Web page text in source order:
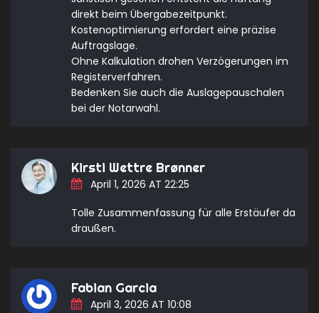
direkt beim Übergabezeitpunkt.
Kostenoptimierung erfordert eine präzise
Auftragslage.
Ohne Kalkulation drohen Verzögerungen im
Registerverfahren.
Bedenken Sie auch die Auslagepauschalen
bei der Notarwahl.
Kirsti Wettre Brønner
April 1, 2026 AT 22:25
Tolle Zusammenfassung für alle Erstäufer da
draußen.
Fabian Garcia
April 3, 2026 AT 10:08